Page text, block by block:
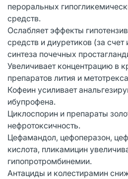
пероральных
средств.
Ослабляет эффекты
средств и диуретиков (за счет
синтеза почечных
Увеличивает концентрацию в
препаратов лития и
Кофеин усиливает
ибупрофена.
Циклоспорин и препараты
нефротоксичность.
Цефамандол, цефоперазон,
кислота, пликамицин
гипопротромбинемии.
Антациды и колестирамин